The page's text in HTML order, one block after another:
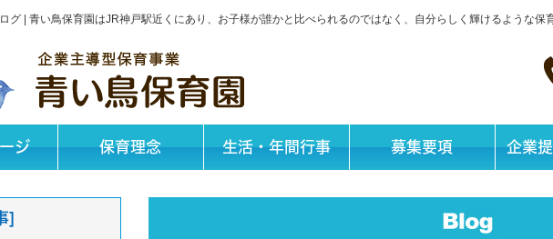
グ | 青い鳥保育園はJR神戸駅近くにあり、お子様が誰かと比べられるのではなく、自分らしく輝けるような保
ジ 保育理念 生活・年間行事 募集要項 企業
]